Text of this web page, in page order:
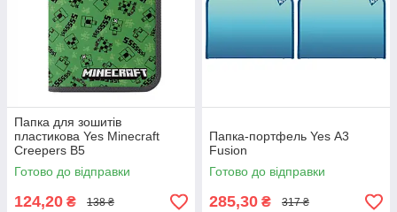
Папка для зошитів
пластикова Yes Minecraft
Creepers В5
Готово до відправки
124,20 ₴ 138 ₴
Папка-портфель Yes А3
Fusion
Готово до відправки
285,30 ₴ 317 ₴